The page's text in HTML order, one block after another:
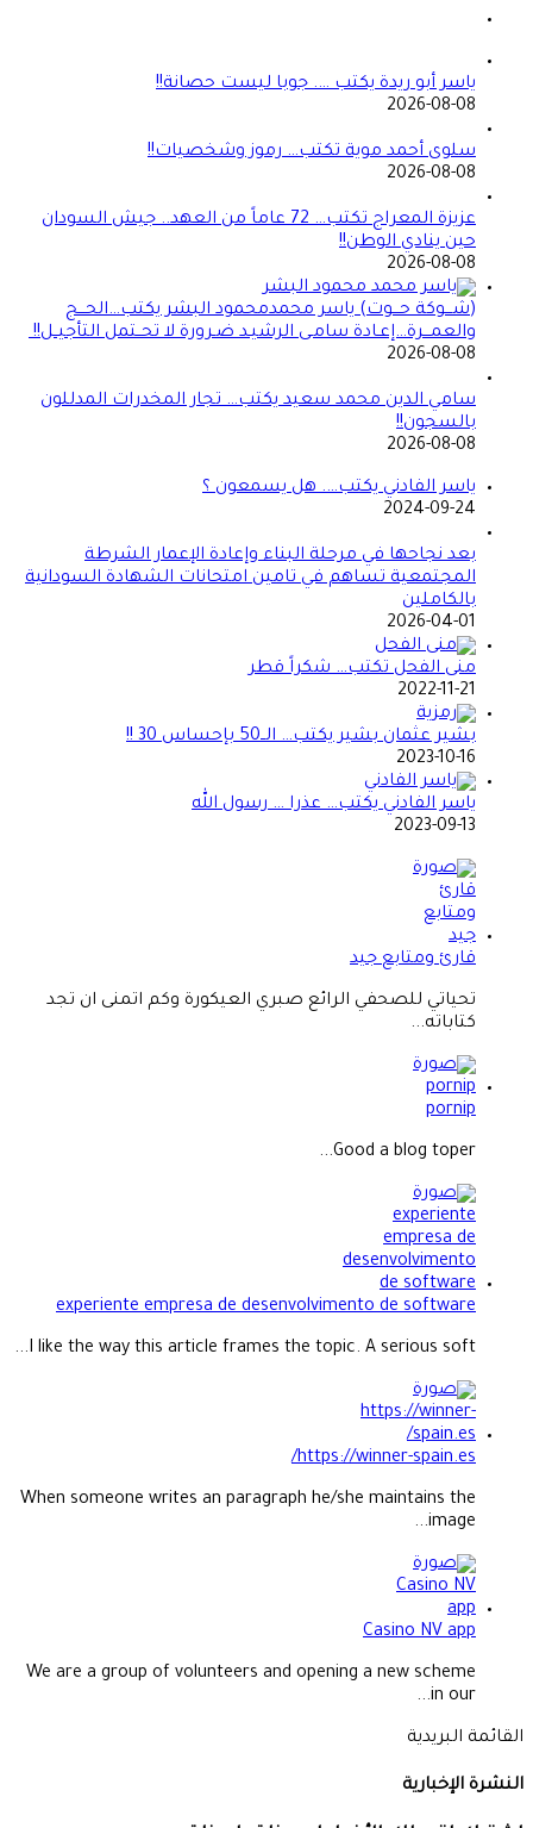
ياسر أبو ريدة يكتب …. جوبا ليست حصانة!!
2026-08-08
سلوى أحمد موية تكتب… رموز وشخصيات!!
2026-08-08
عزيزة المعراج تكتب… 72 عاماً من العهد.. جيش السودان
حين ينادي الوطن!!
2026-08-08
(شـــوكة حـــوت) ياسر محمدمحمود البشر يكتب…الحـــج
والعمـــرة…إعـادة سامـى الرشيـد ضـرورة لا تحــتمل التأجيــل!!
2026-08-08
سامي الدين محمد سعيد يكتب… تجار المخدرات المدللون
بالسجون!!
2026-08-08
ياسر الفادني يكتب…. هل يسمعون ؟
2024-09-24
بعد نجاحها في مرحلة البناء وإعادة الإعمار الشرطة
المجتمعية تساهم في تامين امتحانات الشهادة السودانية
بالكاملين
2026-04-01
منى الفحل تكتب… شكراً قطر
2022-11-21
بشير عثمان بشير يكتب… الــ50 بإحساس 30 !!
2023-10-16
ياسر الفادني يكتب… عذرا … رسول الله
2023-09-13
قارئ ومتابع جيد
تحياتي للصحفي الرائع صبري العيكورة وكم اتمنى ان تجد
كتاباته...
pornip
Good a blog toper...
experiente empresa de desenvolvimento de software
I like the way this article frames the topic. A serious soft...
https://winner-spain.es/
When someone writes an paragraph he/she maintains the
image...
Casino NV app
We are a group of volunteers and opening a new scheme
in our...
القائمة البريدية
النشرة الإخبارية